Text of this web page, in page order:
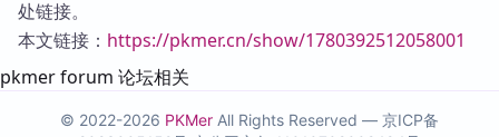
处链接。
本文链接： https://pkmer.cn/show/1780392512058001
pkmer forum 论坛相关
© 2022-2026 PKMer All Rights Reserved — 京ICP备